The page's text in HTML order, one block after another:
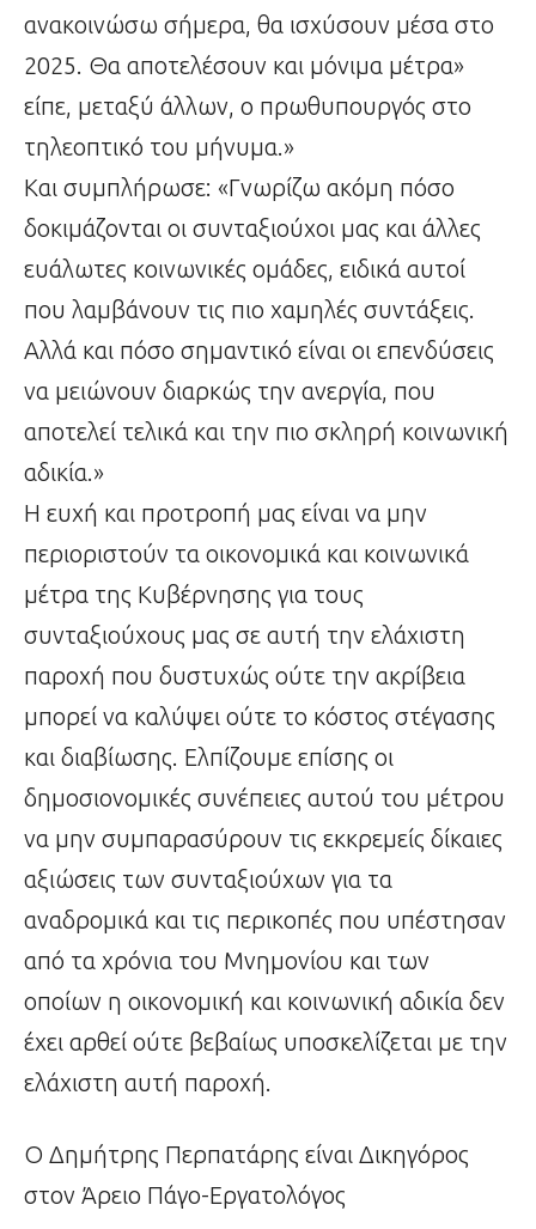
ανακοινώσω σήμερα, θα ισχύσουν μέσα στο
2025. Θα αποτελέσουν και μόνιμα μέτρα»
είπε, μεταξύ άλλων, ο πρωθυπουργός στο
τηλεοπτικό του μήνυμα.»
Και συμπλήρωσε: «Γνωρίζω ακόμη πόσο
δοκιμάζονται οι συνταξιούχοι μας και άλλες
ευάλωτες κοινωνικές ομάδες, ειδικά αυτοί
που λαμβάνουν τις πιο χαμηλές συντάξεις.
Αλλά και πόσο σημαντικό είναι οι επενδύσεις
να μειώνουν διαρκώς την ανεργία, που
αποτελεί τελικά και την πιο σκληρή κοινωνική
αδικία.»
Η ευχή και προτροπή μας είναι να μην
περιοριστούν τα οικονομικά και κοινωνικά
μέτρα της Κυβέρνησης για τους
συνταξιούχους μας σε αυτή την ελάχιστη
παροχή που δυστυχώς ούτε την ακρίβεια
μπορεί να καλύψει ούτε το κόστος στέγασης
και διαβίωσης. Ελπίζουμε επίσης οι
δημοσιονομικές συνέπειες αυτού του μέτρου
να μην συμπαρασύρουν τις εκκρεμείς δίκαιες
αξιώσεις των συνταξιούχων για τα
αναδρομικά και τις περικοπές που υπέστησαν
από τα χρόνια του Μνημονίου και των
οποίων η οικονομική και κοινωνική αδικία δεν
έχει αρθεί ούτε βεβαίως υποσκελίζεται με την
ελάχιστη αυτή παροχή.
Ο Δημήτρης Περπατάρης είναι Δικηγόρος
στον Άρειο Πάγο-Εργατολόγος